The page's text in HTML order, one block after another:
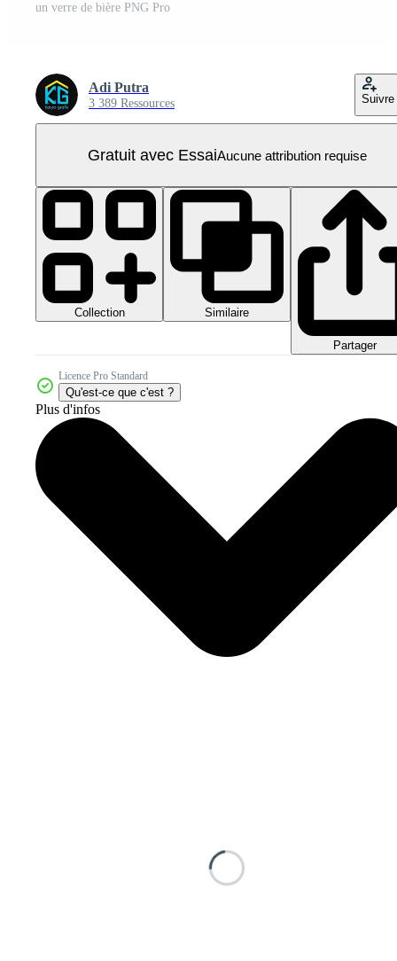
un verre de bière PNG Pro
Adi Putra
3 389 Ressources Suivre
Gratuit avec EssaiAucune attribution requise
Collection Similaire
Partager
Licence Pro Standard
Qu'est-ce que c'est ?
Plus d'infos